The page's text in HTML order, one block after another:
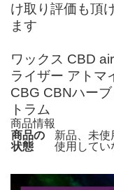
け取り評価も頂
ます
ワックス CBD
ライザー アトマ
CBG CBNハー
トラム
商品情報
商品の
状態
新品、未使
使用してい